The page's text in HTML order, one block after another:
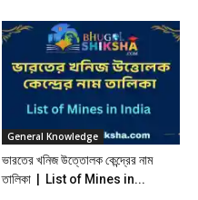
General Knowledge
ভারতের খনিজ উত্তোলক কেন্দ্রের নাম
তালিকা | List of Mines in...